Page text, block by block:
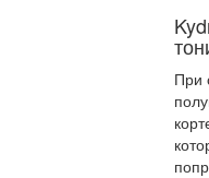
При